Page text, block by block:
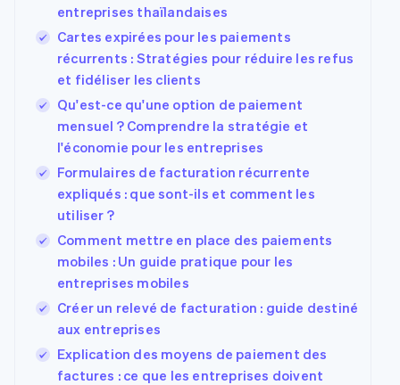
entreprises thaïlandaises
Cartes expirées pour les paiements
récurrents : Stratégies pour réduire les refus
et fidéliser les clients
Qu'est-ce qu'une option de paiement
mensuel ? Comprendre la stratégie et
l'économie pour les entreprises
Formulaires de facturation récurrente
expliqués : que sont-ils et comment les
utiliser ?
Comment mettre en place des paiements
mobiles : Un guide pratique pour les
entreprises mobiles
Créer un relevé de facturation : guide destiné
aux entreprises
Explication des moyens de paiement des
factures : ce que les entreprises doivent